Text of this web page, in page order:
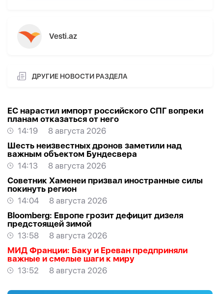
Vesti.az
ДРУГИЕ НОВОСТИ РАЗДЕЛА
ЕС нарастил импорт российского СПГ вопреки
планам отказаться от него
14:19
8 августа 2026
Шесть неизвестных дронов заметили над
важным объектом Бундесвера
14:13
8 августа 2026
Советник Хаменеи призвал иностранные силы
покинуть регион
14:04
8 августа 2026
Bloomberg: Европе грозит дефицит дизеля
предстоящей зимой
13:58
8 августа 2026
МИД Франции: Баку и Ереван предприняли
важные и смелые шаги к миру
13:52
8 августа 2026